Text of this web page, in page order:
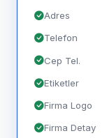
Adres
Telefon
Cep Tel.
Etiketler
Firma Logo
Firma Detay